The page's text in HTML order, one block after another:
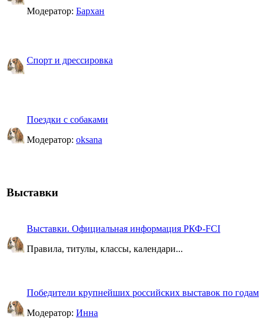
Модератор: Бархан
Спорт и дрессировка
Поездки с собаками
Модератор: oksana
Выставки
Выставки. Официальная информация РКФ-FCI
Правила, титулы, классы, календари...
Победители крупнейших российских выставок по годам
Модератор: Инна